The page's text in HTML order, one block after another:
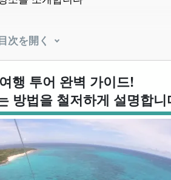
次を開く
행 투어 완벽 가이드!
방법을 철저하게 설명합니